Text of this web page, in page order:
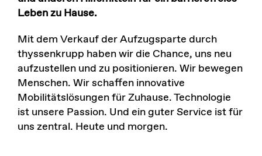
Leben zu Hause.
Mit dem Verkauf der Aufzugsparte durch
thyssenkrupp haben wir die Chance, uns neu
aufzustellen und zu positionieren. Wir bewegen
Menschen. Wir schaffen innovative
Mobilitätslösungen für Zuhause. Technologie
ist unsere Passion. Und ein guter Service ist für
uns zentral. Heute und morgen.